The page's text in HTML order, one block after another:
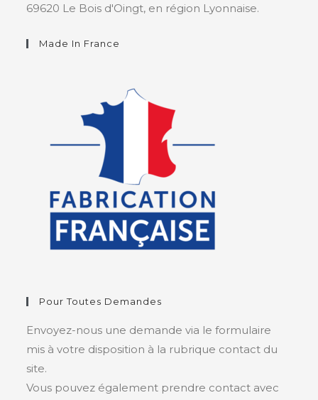
69620 Le Bois d'Oingt, en région Lyonnaise.
Made In France
Pour Toutes Demandes
Envoyez-nous une demande via le formulaire
mis à votre disposition à la rubrique contact du
site.
Vous pouvez également prendre contact avec